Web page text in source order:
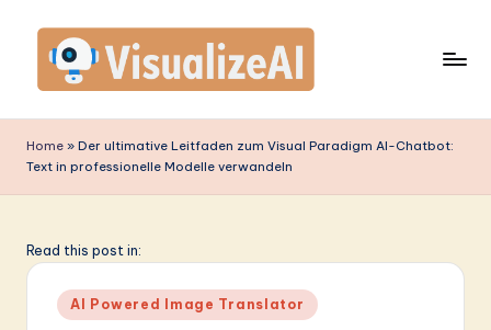
content
is
u
li
Home » Der ultimative Leitfaden zum Visual Paradigm AI-Chatbot:
Text in professionelle Modelle verwandeln
Read this post in:
Posted
in
AI Powered Image Translator